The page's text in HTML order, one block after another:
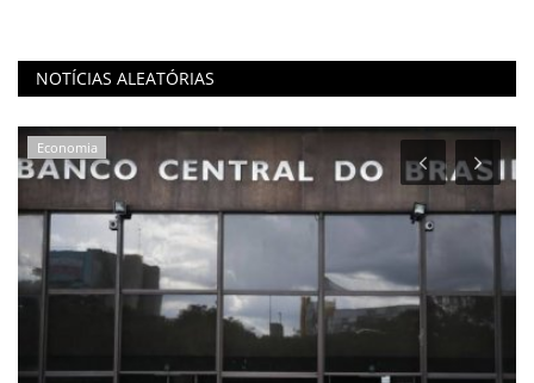
NOTÍCIAS ALEATÓRIAS
Economia